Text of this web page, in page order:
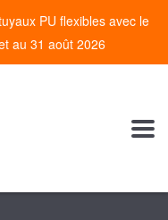
PU flexibles avec le
au 31 août 2026